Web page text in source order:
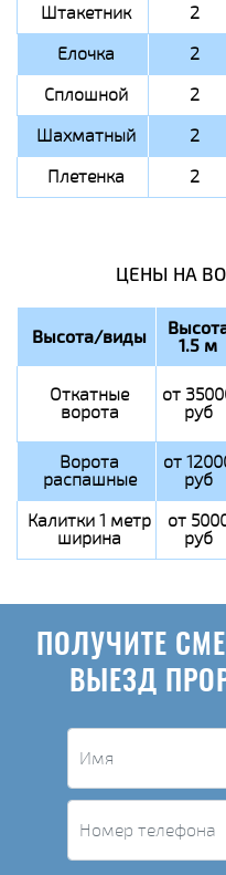
Штакетник 2
Елочка
2
Сплошной
2
Шахматный
2
Плетенка
2
ЦЕНЫ НА
Высота/виды 1.5 м
Откатные
ворота
от
руб
Ворота
распашные
от
руб
Калитки 1 метр
ширина
от
руб
ПОЛУЧИТЕ
ВЫЕЗД